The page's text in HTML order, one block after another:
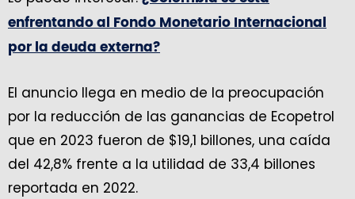
enfrentando al Fondo Monetario Internacional
por la deuda externa?
El anuncio llega en medio de la preocupación
por la reducción de las ganancias de Ecopetrol
que en 2023 fueron de $19,1 billones, una caída
del 42,8% frente a la utilidad de 33,4 billones
reportada en 2022.